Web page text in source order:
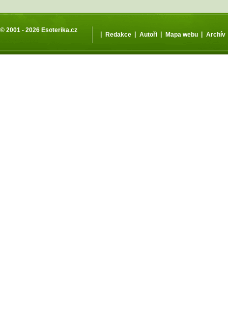
© 2001 - 2026 Esoterika.cz
| Redakce | Autoři | Mapa webu | Archív